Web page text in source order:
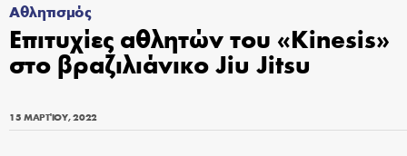
Αθλητισμός
Επιτυχίες αθλητών του «Kinesis»
στο βραζιλιάνικο Jiu Jitsu
15 ΜΑΡΤΊΟΥ, 2022